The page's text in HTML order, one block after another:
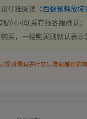
仔细阅读 《西数预释放
疑问可联系在线客服确认；
买，一经购买则默认表
规则漏洞进行交易赚取差价的